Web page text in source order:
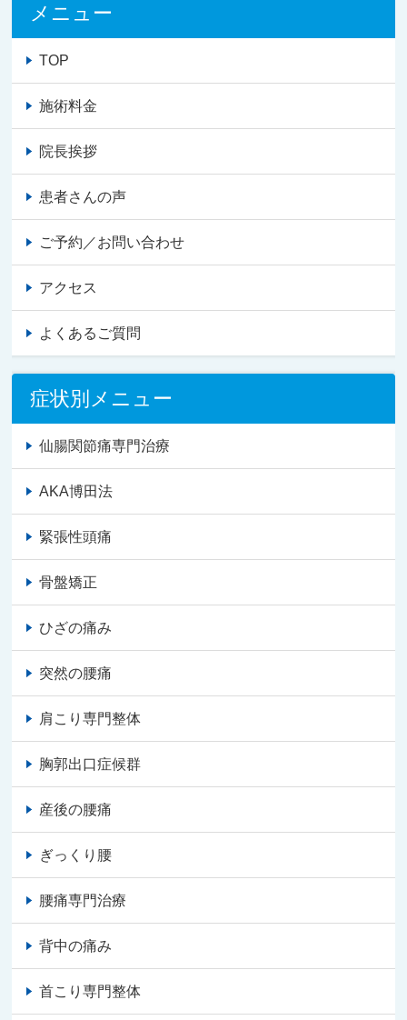
メニュー
TOP
施術料金
院長挨拶
患者さんの声
ご予約／お問い合わせ
アクセス
よくあるご質問
症状別メニュー
仙腸関節痛専門治療
AKA博田法
緊張性頭痛
骨盤矯正
ひざの痛み
突然の腰痛
肩こり専門整体
胸郭出口症候群
産後の腰痛
ぎっくり腰
腰痛専門治療
背中の痛み
首こり専門整体